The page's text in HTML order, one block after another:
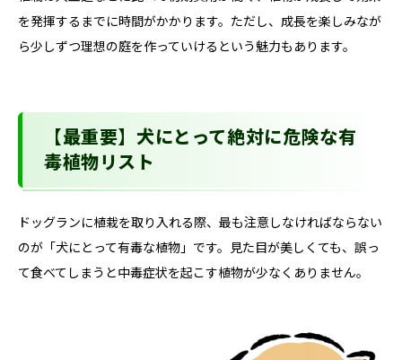
を発揮するまでに時間がかかります。ただし、成長を楽しみなが
ら少しずつ理想の庭を作っていけるという魅力もあります。
【最重要】犬にとって絶対に危険な有
毒植物リスト
ドッグランに植栽を取り入れる際、最も注意しなければならない
のが「犬にとって有毒な植物」です。見た目が美しくても、誤っ
て食べてしまうと中毒症状を起こす植物が少なくありません。